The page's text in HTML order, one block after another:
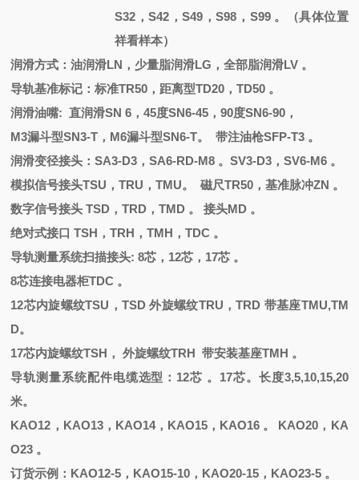
S32，S42，S49，S98，S99 。（具体位置
祥看样本）
润滑方式：油润滑LN，少量脂润滑LG，全部脂润滑LV 。
导轨基准标记：标准TR50，距离型TD20，TD50 。
润滑油嘴: 直润滑SN 6 ，45度SN6-45，90度SN6-90，
M3漏斗型SN3-T，M6漏斗型SN6-T。 带注油枪SFP-T3 。
润滑变径接头：SA3-D3，SA6-RD-M8 。SV3-D3，SV6-M6 。
模拟信号接头TSU，TRU，TMU。 磁尺TR50，基准脉冲ZN 。
数字信号接头 TSD，TRD，TMD 。 接头MD 。
绝对式接口 TSH，TRH，TMH，TDC 。
导轨测量系统扫描接头: 8芯，12芯，17芯 。
8芯连接电器柜TDC 。
12芯内旋螺纹TSU，TSD 外旋螺纹TRU，TRD 带基座TMU,TM
D。
17芯内旋螺纹TSH， 外旋螺纹TRH 带安装基座TMH 。
导轨测量系统配件电缆选型： 12芯 。17芯。长度3,5,10,15,20
米。
KAO12，KAO13，KAO14，KAO15，KAO16 。 KAO20，KA
O23 。
订货示例： KAO12-5，KAO15-10，KAO20-15，KAO23-5 。